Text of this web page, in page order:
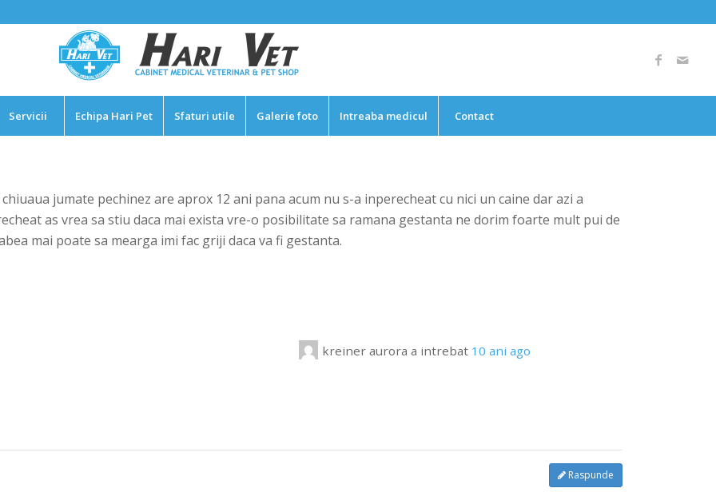
Servicii Echipa Hari Pet Sfaturi utile Galerie foto Intreaba medicul Contact
jumate pechinez are aprox 12 ani pana acum nu s-a inperecheat cu nici un caine dar azi a
as vrea sa stiu daca mai exista vre-o posibilitate sa ramana gestanta ne dorim foarte mult pui de
mai poate sa mearga imi fac griji daca va fi gestanta.
kreiner aurora a intrebat 10 ani ago
Raspunde